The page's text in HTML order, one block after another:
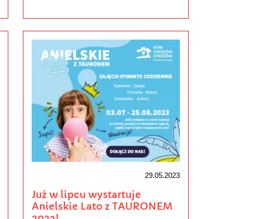
29.05.2023
Już w lipcu wystartuje
Anielskie Lato z TAURONEM